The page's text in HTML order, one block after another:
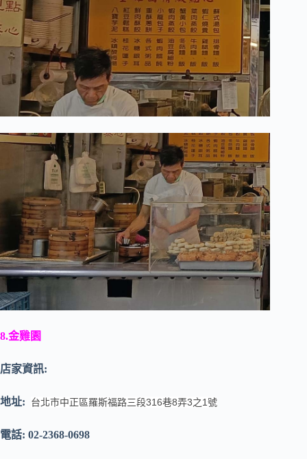
8.金雞園
店家資訊:
地址: 台北市中正區羅斯福路三段316巷8弄3之1號
電話: 02-2368-0698